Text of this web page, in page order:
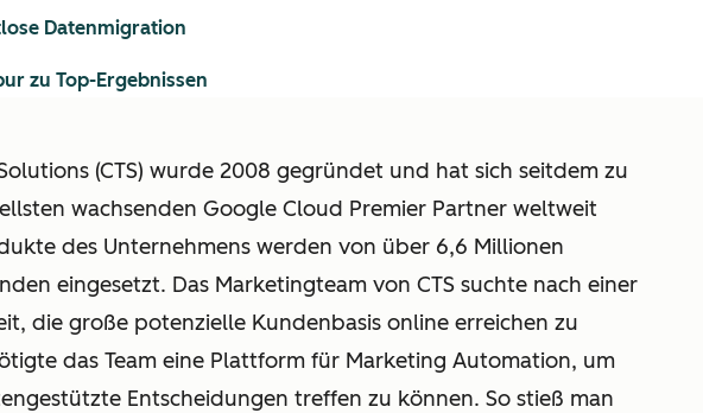
(CTS) wurde 2008 gegründet und hat sich seitdem zu
wachsenden Google Cloud Premier Partner weltweit
des Unternehmens werden von über 6,6 Millionen
eingesetzt. Das Marketingteam von CTS suchte nach einer
die große potenzielle Kundenbasis online erreichen zu
das Team eine Plattform für Marketing Automation, um
Entscheidungen treffen zu können. So stieß man
Datenmigration
zu Top-Ergebnissen